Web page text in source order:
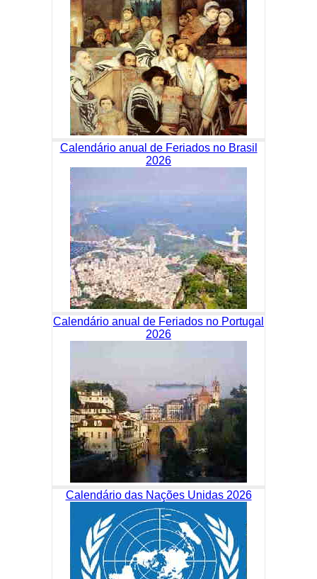
Calendário anual de Feriados no Brasil
2026
Calendário anual de Feriados no Portugal
2026
Calendário das Nações Unidas 2026